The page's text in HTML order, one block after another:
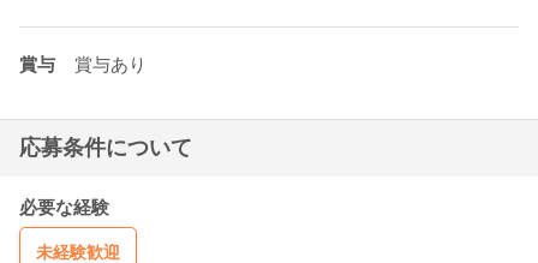
賞与 賞与あり
応募条件について
必要な経験
未経験歓迎